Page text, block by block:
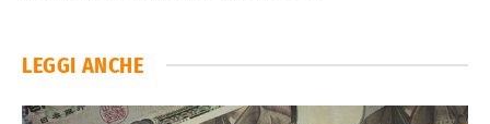
LEGGI ANCHE